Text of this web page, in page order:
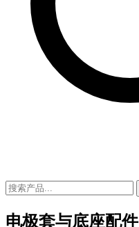
电极套与底座配件